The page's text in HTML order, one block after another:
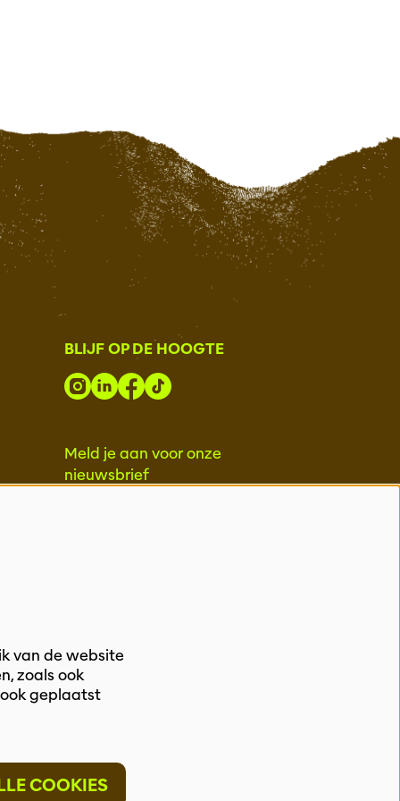
BLIJF OP DE HOOGTE
Meld je aan voor onze
nieuwsbrief
van de website
zoals ook
ook geplaatst
COOKIES